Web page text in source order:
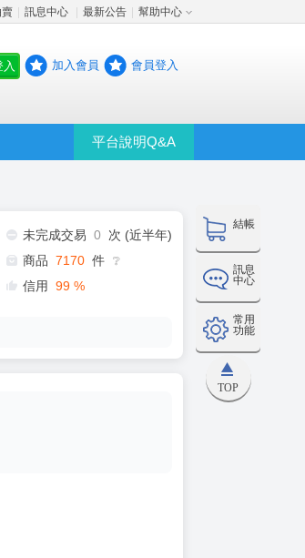
訊息中心 最新公告 幫助中心
加入會員 會員登入
平台說明Q&A
結帳
訊息
中心
常用
功能
TOP
未完成交易 0
次 (近半年)
商品 7170 件 ❔
信用 99 %